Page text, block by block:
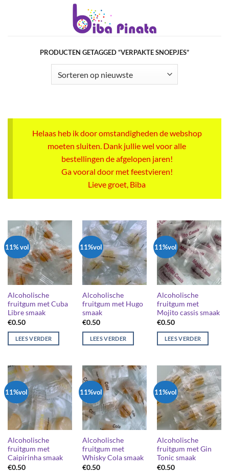
PRODUCTEN GETAGGED “VERPAKTE SNOEPJES”
Helaas heb ik door omstandigheden de webshop
moeten sluiten. Dank jullie wel voor alle
bestellingen de afgelopen jaren!
Ga vooral door met feestvieren!
Lieve groet, Biba
11% vol
Alcoholische
fruitgum met Cuba
Libre smaak
€0.50
LEES VERDER
11%vol
Alcoholische
fruitgum met Hugo
smaak
€0.50
LEES VERDER
11%vol
Alcoholische
fruitgum met
Mojito cassis smaak
€0.50
LEES VERDER
11%vol
Alcoholische
fruitgum met
Caipirinha smaak
€0.50
11%vol
Alcoholische
fruitgum met
Whisky Cola smaak
€0.50
11%vol
Alcoholische
fruitgum met Gin
Tonic smaak
€0.50